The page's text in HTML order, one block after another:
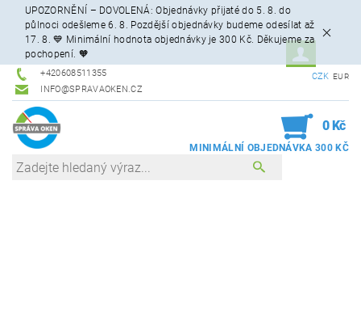
UPOZORNĚNÍ – DOVOLENÁ: Objednávky přijaté do 5. 8. do
půlnoci odešleme 6. 8. Pozdější objednávky budeme odesílat až
17. 8. 💙 Minimální hodnota objednávky je 300 Kč. Děkujeme za
pochopení. 🧡
+420608511355
INFO@SPRAVAOKEN.CZ
CZK EUR
0 Kč